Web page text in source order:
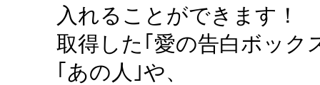
入れることができます！
取得した｢愛の告白ボック
｢あの人｣や、